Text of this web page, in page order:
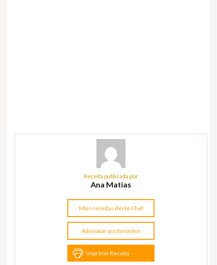
Receita publicada por
Ana Matias
Mais receitas deste Chef
Adicionar aos favoritos
Imprimir Receita